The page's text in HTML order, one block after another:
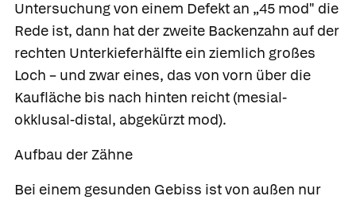
Untersuchung von einem Defekt an „45 mod" die
Rede ist, dann hat der zweite Backenzahn auf der
rechten Unterkieferhälfte ein ziemlich großes
Loch – und zwar eines, das von vorn über die
Kaufläche bis nach hinten reicht (mesial-
okklusal-distal, abgekürzt mod).
Aufbau der Zähne
Bei einem gesunden Gebiss ist von außen nur